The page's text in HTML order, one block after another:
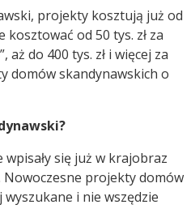
projekty kosztują już od
kosztować od 50 tys. zł za
aż do 400 tys. zł i więcej za
domów skandynawskich o
wpisały się już w krajobraz
Nowoczesne projekty domów
i nie wszędzie